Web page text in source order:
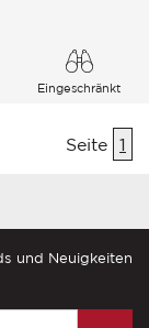
Eingeschränkt
Seite 1
und Neuigkeiten